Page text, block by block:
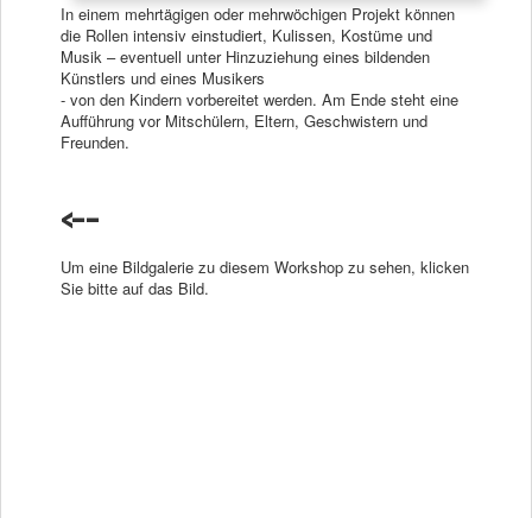
In einem mehrtägigen oder mehrwöchigen Projekt können
die Rollen intensiv einstudiert, Kulissen, Kostüme und
Musik – eventuell unter Hinzuziehung eines bildenden
Künstlers und eines Musikers
- von den Kindern vorbereitet werden. Am Ende steht eine
Aufführung vor Mitschülern, Eltern, Geschwistern und
Freunden.
<--
Um eine Bildgalerie zu diesem Workshop zu sehen, klicken
Sie bitte auf das Bild.